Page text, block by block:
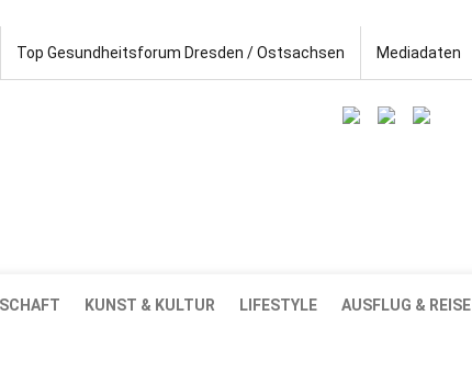
Top Gesundheitsforum Dresden / Ostsachsen Mediadaten
KUNST & KULTUR LIFESTYLE AUSFLUG & REISE